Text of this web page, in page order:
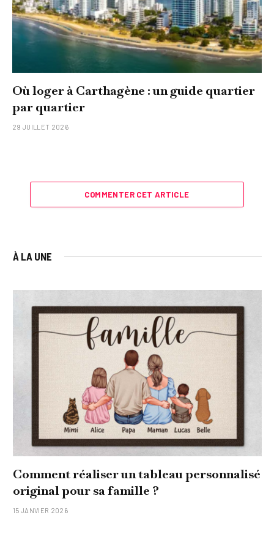
Où loger à Carthagène : un guide quartier
par quartier
29 JUILLET 2026
COMMENTER CET ARTICLE
À LA UNE
Comment réaliser un tableau personnalisé
original pour sa famille ?
15 JANVIER 2026